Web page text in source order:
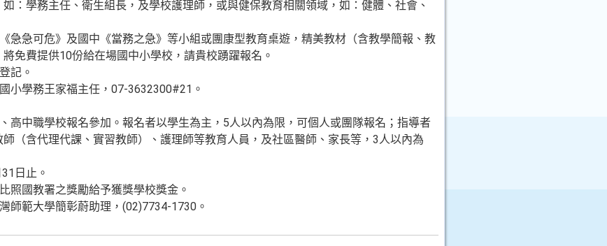
：學務主任、衛生組長，及學校護理師，或與健保教育相關領域，如：健體、社會、
急急可危》及國中《當務之急》等小組或團康型教育桌遊，精美教材（含教學簡報、教
免費提供10份給在場國中小學校，請貴校踴躍報名。
記。
小學務王家福主任，07-3632300#21。
高中職學校報名參加。報名者以學生為主，5人以內為限，可個人或團隊報名；指導者
（含代理代課、實習教師）、護理師等教育人員，及社區醫師、家長等，3人以內為
日止。
照國教署之獎勵給予獲獎學校獎金。
師範大學簡彰蔚助理，(02)7734-1730。